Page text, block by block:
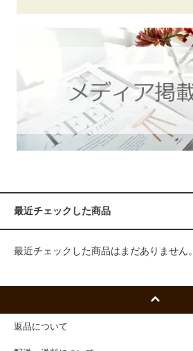
最近チェックした商品
最近チェックした商品はまだありません。
返品について